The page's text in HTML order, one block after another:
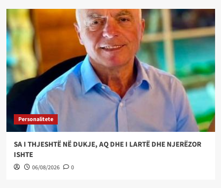
Personalitete
SA I THJESHTË NË DUKJE, AQ DHE I LARTË DHE NJERËZOR
ISHTE
06/08/2026 0